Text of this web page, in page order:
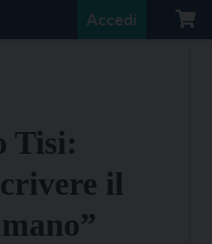
Accedi
Tisi:
il